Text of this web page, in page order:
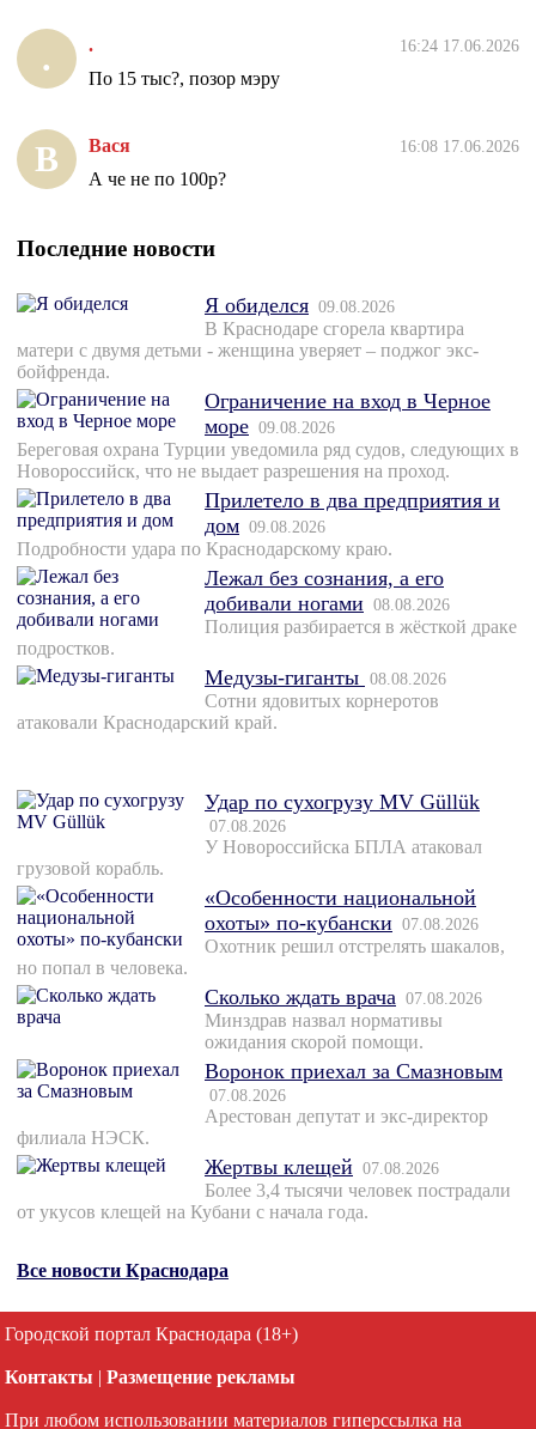
. . 16:24 17.06.2026
По 15 тыс?, позор мэру
В Вася 16:08 17.06.2026
А че не по 100р?
Последние новости
Я обиделся 09.08.2026
В Краснодаре сгорела квартира
матери с двумя детьми - женщина уверяет – поджог экс-
бойфренда.
Ограничение на вход в Черное
море 09.08.2026
Береговая охрана Турции уведомила ряд судов, следующих в
Новороссийск, что не выдает разрешения на проход.
Прилетело в два предприятия и
дом 09.08.2026
Подробности удара по Краснодарскому краю.
Лежал без сознания, а его
добивали ногами 08.08.2026
Полиция разбирается в жёсткой драке
подростков.
Медузы-гиганты 08.08.2026
Сотни ядовитых корнеротов
атаковали Краснодарский край.
Удар по сухогрузу MV Güllük
07.08.2026
У Новороссийска БПЛА атаковал
грузовой корабль.
«Особенности национальной
охоты» по-кубански 07.08.2026
Охотник решил отстрелять шакалов,
но попал в человека.
Сколько ждать врача 07.08.2026
Минздрав назвал нормативы
ожидания скорой помощи.
Воронок приехал за Смазновым
07.08.2026
Арестован депутат и экс-директор
филиала НЭСК.
Жертвы клещей 07.08.2026
Более 3,4 тысячи человек пострадали
от укусов клещей на Кубани с начала года.
Все новости Краснодара
Городской портал Краснодара (18+)
Контакты | Размещение рекламы
При любом использовании материалов гиперссылка на